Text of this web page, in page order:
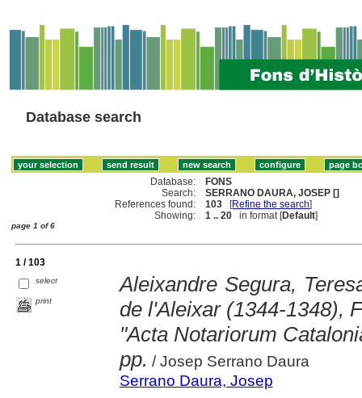
Database search
Database:
FONS
Search:
SERRANO DAURA, JOSEP []
References found:
103 [Refine the search]
Showing:
1 .. 20 in format [Default]
page 1 of 6
1 / 103
select
print
Aleixandre Segura,
de l'Aleixar (1344-1348),
"Acta Notariorum
pp. / Josep Serrano Daura
Serrano Daura, Josep